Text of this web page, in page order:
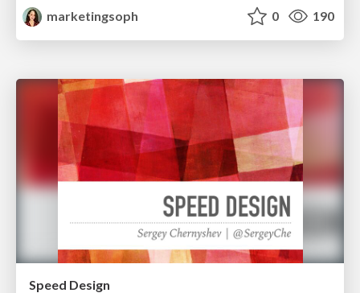
marketingsoph 0 190
Speed Design